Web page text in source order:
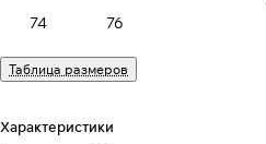
74 76
Таблица размеров
Характеристики